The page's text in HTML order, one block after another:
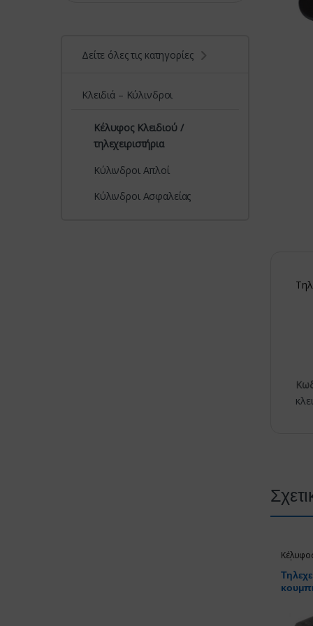
Δείτε όλες τις κατηγορίες
Κλειδιά – Κύλινδροι
Κέλυφος Κλειδιού /
τηλεχειριστήρια
Κύλινδροι Απλοί
Κύλινδροι Ασφαλείας